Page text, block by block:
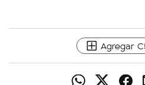
Agregar